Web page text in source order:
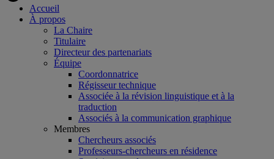
Accueil
À propos
La Chaire
Titulaire
Directeur des partenariats
Équipe
Coordonnatrice
Régisseur technique
Associée à la révision linguistique et à la
traduction
Associés à la communication graphique
Membres
Chercheurs associés
Professeurs-chercheurs en résidence